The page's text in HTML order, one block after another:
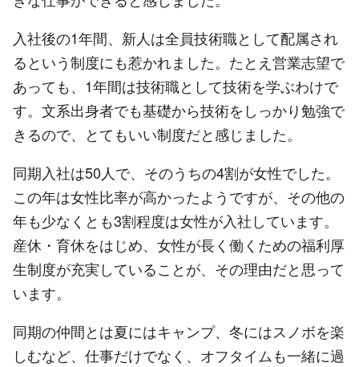
入社後の1年間、新人は全員技術職として配属され
るという制度にも惹かれました。たとえ営業志望で
あっても、1年間は技術職として技術を学ぶわけで
す。文系出身者でも基礎から技術をしっかり勉強で
きるので、とてもいい制度だと感じました。
同期入社は50人で、そのうちの4割が女性でした。
この年は女性比率が高かったようですが、その他の
年も少なくとも3割程度は女性が入社しています。
産休・育休をはじめ、女性が長く働くための福利厚
生制度が充実していることが、その理由だと思って
います。
同期の仲間とは夏にはキャンプ、冬にはスノボを楽
しむなど、仕事だけでなく、オフタイムも一緒に過